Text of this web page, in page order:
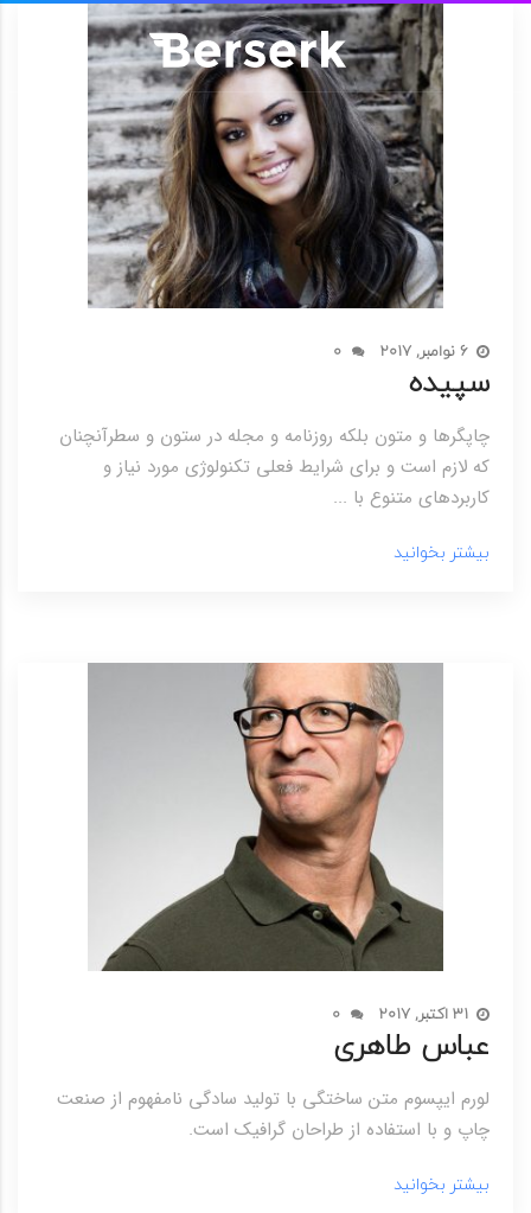
6 نوامبر, 2017 0
سپیده
چاپگرها و متون بلکه روزنامه و مجله در ستون و سطرآنچنان
که لازم است و برای شرایط فعلی تکنولوژی مورد نیاز و
کاربردهای متنوع با ...
بیشتر بخوانید
31 اکتبر, 2017 0
عباس طاهری
لورم ایپسوم متن ساختگی با تولید سادگی نامفهوم از صنعت
چاپ و با استفاده از طراحان گرافیک است.
بیشتر بخوانید